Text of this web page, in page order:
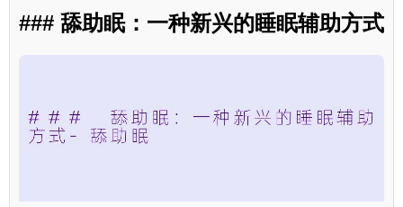
### 舔助眠：一种新兴的睡眠辅助方式